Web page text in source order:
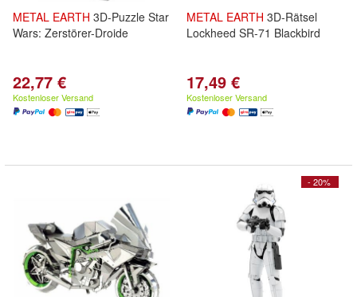
METAL EARTH 3D-Puzzle Star
Wars: Zerstörer-Droide
22,77 €
Kostenloser Versand
METAL EARTH 3D-Rätsel
Lockheed SR-71 Blackbird
17,49 €
Kostenloser Versand
- 20%